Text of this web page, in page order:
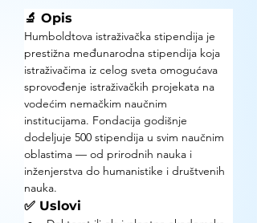
🔬 Opis
Humboldtova istraživačka stipendija je
prestižna međunarodna stipendija koja
istraživačima iz celog sveta omogućava
sprovođenje istraživačkih projekata na
vodećim nemačkim naučnim
institucijama. Fondacija godišnje
dodeljuje 500 stipendija u svim naučnim
oblastima — od prirodnih nauka i
inženjerstva do humanistike i društvenih
nauka.
✅ Uslovi